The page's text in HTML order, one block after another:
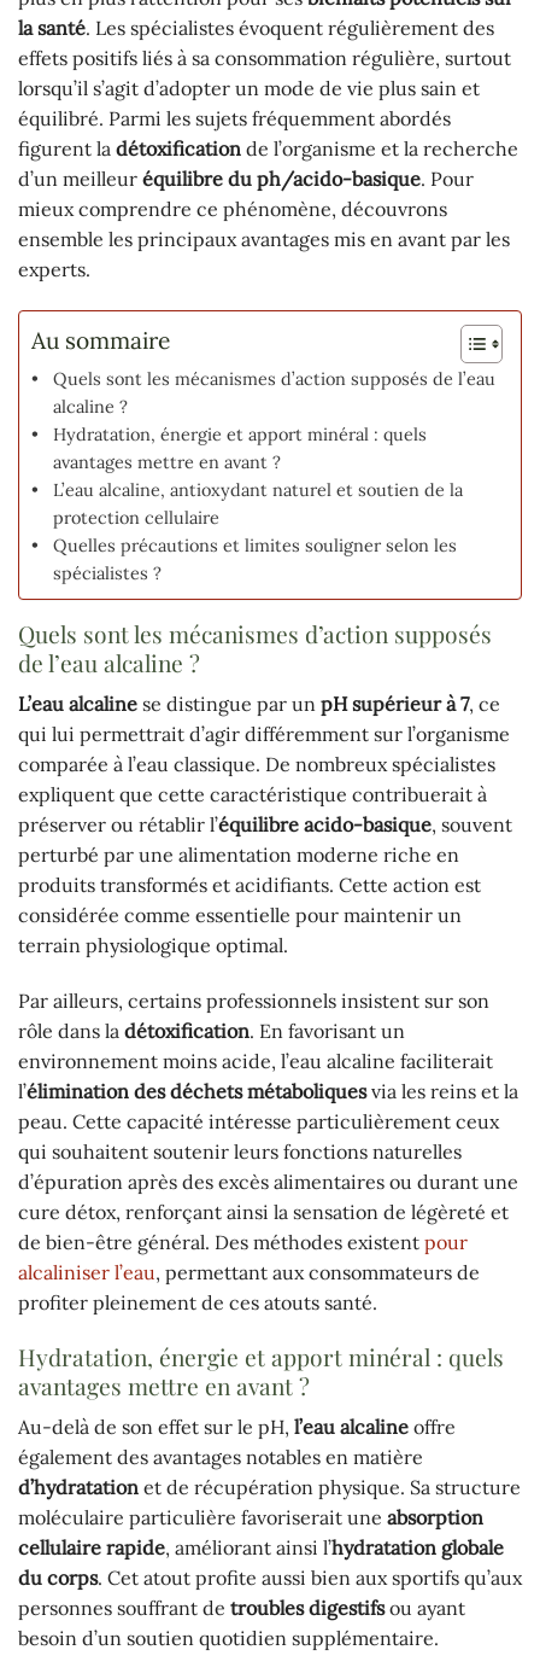
la santé. Les spécialistes évoquent régulièrement des
effets positifs liés à sa consommation régulière, surtout
lorsqu’il s’agit d’adopter un mode de vie plus sain et
équilibré. Parmi les sujets fréquemment abordés
figurent la détoxification de l’organisme et la recherche
d’un meilleur équilibre du ph/acido-basique. Pour
mieux comprendre ce phénomène, découvrons
ensemble les principaux avantages mis en avant par les
experts.
Au sommaire
Quels sont les mécanismes d’action supposés de l’eau
alcaline ?
Hydratation, énergie et apport minéral : quels
avantages mettre en avant ?
L’eau alcaline, antioxydant naturel et soutien de la
protection cellulaire
Quelles précautions et limites souligner selon les
spécialistes ?
Quels sont les mécanismes d’action supposés
de l’eau alcaline ?
L’eau alcaline se distingue par un pH supérieur à 7, ce
qui lui permettrait d’agir différemment sur l’organisme
comparée à l’eau classique. De nombreux spécialistes
expliquent que cette caractéristique contribuerait à
préserver ou rétablir l’équilibre acido-basique, souvent
perturbé par une alimentation moderne riche en
produits transformés et acidifiants. Cette action est
considérée comme essentielle pour maintenir un
terrain physiologique optimal.
Par ailleurs, certains professionnels insistent sur son
rôle dans la détoxification. En favorisant un
environnement moins acide, l’eau alcaline faciliterait
l’élimination des déchets métaboliquesvia les reins et la
peau. Cette capacité intéresse particulièrement ceux
qui souhaitent soutenir leurs fonctions naturelles
d’épuration après des excès alimentaires ou durant une
cure détox, renforçant ainsi la sensation de légèreté et
de bien-être général. Des méthodes existent pour
alcaliniser l’eau, permettant aux consommateurs de
profiter pleinement de ces atouts santé.
Hydratation, énergie et apport minéral : quels
avantages mettre en avant ?
Au-delà de son effet sur le pH, l’eau alcaline offre
également des avantages notables en matière
d’hydratation et de récupération physique. Sa structure
moléculaire particulière favoriserait une absorption
cellulaire rapide, améliorant ainsi l’hydratation globale
du corps. Cet atout profite aussi bien aux sportifs qu’aux
personnes souffrant de troubles digestifsou ayant
besoin d’un soutien quotidien supplémentaire.